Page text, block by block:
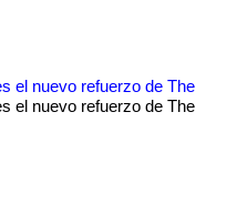
el nuevo refuerzo de The
el nuevo refuerzo de The